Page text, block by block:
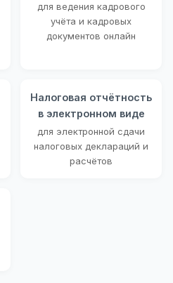
для ведения кадрового
учёта и кадровых
документов онлайн
Налоговая отчётность
в электронном виде
для электронной сдачи
налоговых деклараций и
расчётов